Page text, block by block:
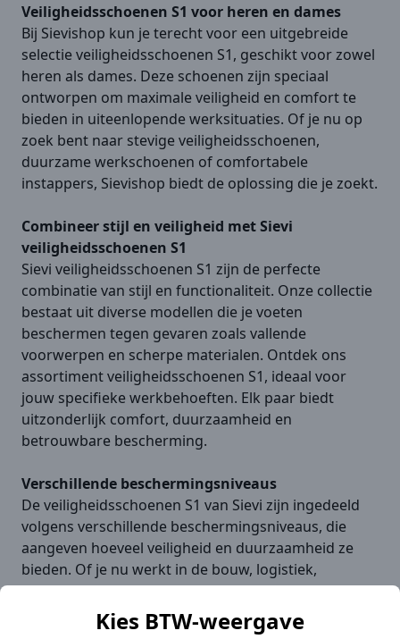
Kies BTW-weergave
Veiligheidsschoenen S1 voor heren en dames
Bij Sievishop kun je terecht voor een uitgebreide
selectie veiligheidsschoenen S1, geschikt voor zowel
heren als dames. Deze schoenen zijn speciaal
ontworpen om maximale veiligheid en comfort te
bieden in uiteenlopende werksituaties. Of je nu op
zoek bent naar stevige veiligheidsschoenen,
duurzame werkschoenen of comfortabele
instappers, Sievishop biedt de oplossing die je zoekt.
Combineer stijl en veiligheid met Sievi
veiligheidsschoenen S1
Sievi veiligheidsschoenen S1 zijn de perfecte
combinatie van stijl en functionaliteit. Onze collectie
bestaat uit diverse modellen die je voeten
beschermen tegen gevaren zoals vallende
voorwerpen en scherpe materialen. Ontdek ons
assortiment veiligheidsschoenen S1, ideaal voor
jouw specifieke werkbehoeften. Elk paar biedt
uitzonderlijk comfort, duurzaamheid en
betrouwbare bescherming.
Verschillende beschermingsniveaus
De veiligheidsschoenen S1 van Sievi zijn ingedeeld
volgens verschillende beschermingsniveaus, die
aangeven hoeveel veiligheid en duurzaamheid ze
bieden. Of je nu werkt in de bouw, logistiek,
magazijnen of industrie, wij hebben de juiste
veiligheidsschoenen S1 die aan jouw specifieke eisen
voldoen. Onze schoenen zijn ideaal voor